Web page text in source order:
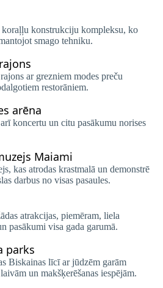
konstrukciju kompleksu, ko
smago tehniku.
ar grezniem modes preču
restorāniem.
arēna
koncertu un citu pasākumu norises
Maiami
kas atrodas krastmalā un demonstrē
darbus no visas pasaules.
atrakcijas, piemēram, liela
pasākumi visa gada garumā.
parks
Biskainas līcī ar jūdzēm garām
un makšķerēšanas iespējām.